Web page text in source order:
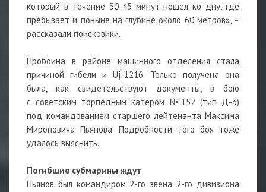
который в течение 30-45 минут пошел ко дну, где
пребывает и поныне на глубине около 60 метров», –
рассказали поисковики.
Пробоина в районе машинного отделения стала
причиной гибели и Uj-1216. Только получена она
была, как свидетельствуют документы, в бою
с советским торпедным катером №152 (тип Д-3)
под командованием старшего лейтенанта Максима
Мироновича Пьянова. Подробности того боя тоже
удалось выяснить.
Погибшие субмарины ждут
Пьянов был командиром 2-го звена 2-го дивизиона